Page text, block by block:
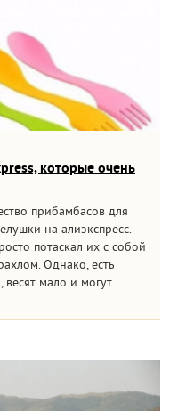
которые очень
прибамбасов для
на алиэкспресс.
потаскал их с собой
Однако, есть
весят мало и могут